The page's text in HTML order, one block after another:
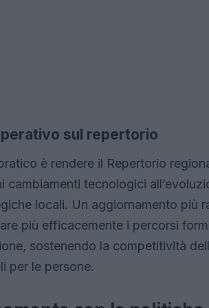
sul repertorio
è rendere il Repertorio
cambiamenti tecnologici
locali. Un aggiornamento più
più efficacemente i percorsi
sostenendo la competitività
per le persone.